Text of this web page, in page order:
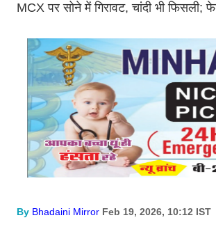
MCX पर सोने में गिरावट, चांदी भी
By Bhadaini Mirror Feb 19, 2026, 10:12 IST